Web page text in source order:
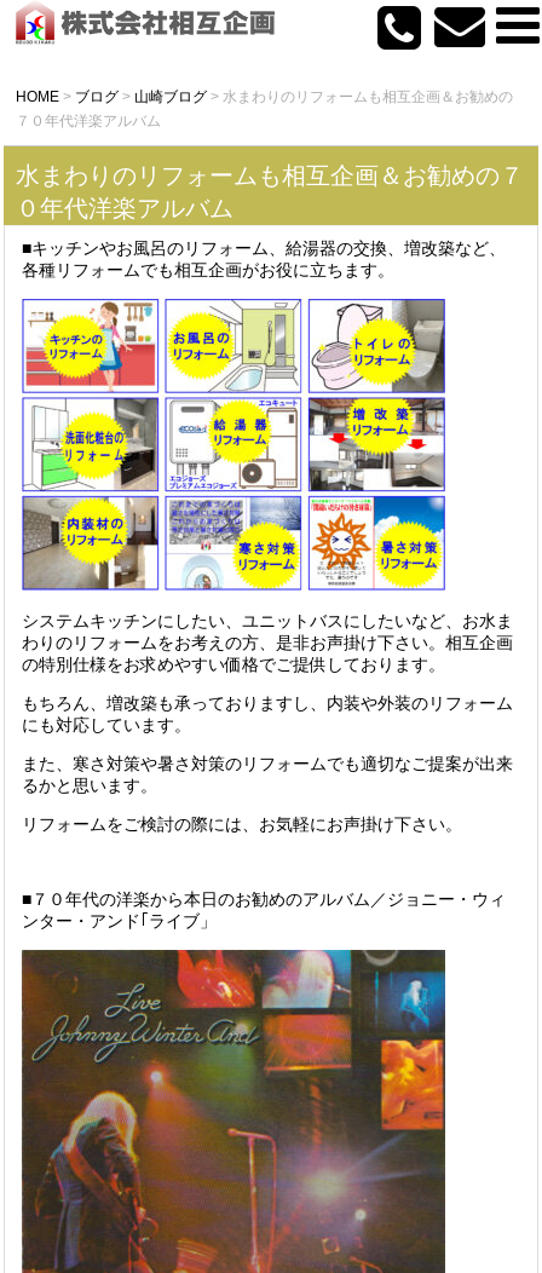
HOME > ブログ > 山崎ブログ > 水まわりのリフォームも相互企画＆お勧めの
７０年代洋楽アルバム
水まわりのリフォームも相互企画＆お勧めの７
０年代洋楽アルバム
■キッチンやお風呂のリフォーム、給湯器の交換、増改築など、
各種リフォームでも相互企画がお役に立ちます。
システムキッチンにしたい、ユニットバスにしたいなど、お水ま
わりのリフォームをお考えの方、是非お声掛け下さい。相互企画
の特別仕様をお求めやすい価格でご提供しております。
もちろん、増改築も承っておりますし、内装や外装のリフォーム
にも対応しています。
また、寒さ対策や暑さ対策のリフォームでも適切なご提案が出来
るかと思います。
リフォームをご検討の際には、お気軽にお声掛け下さい。
■７０年代の洋楽から本日のお勧めのアルバム／ジョニー・ウィ
ンター・アンド｢ライブ」